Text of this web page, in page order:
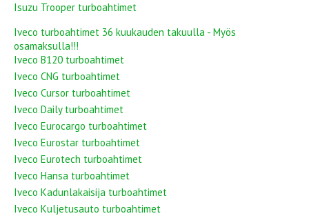
Isuzu Trooper turboahtimet
Iveco turboahtimet 36 kuukauden takuulla - Myös
osamaksulla!!!
Iveco B120 turboahtimet
Iveco CNG turboahtimet
Iveco Cursor turboahtimet
Iveco Daily turboahtimet
Iveco Eurocargo turboahtimet
Iveco Eurostar turboahtimet
Iveco Eurotech turboahtimet
Iveco Hansa turboahtimet
Iveco Kadunlakaisija turboahtimet
Iveco Kuljetusauto turboahtimet